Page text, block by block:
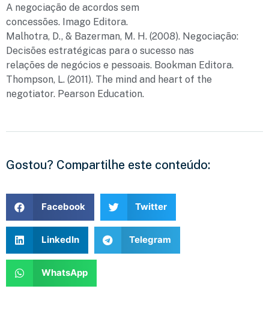
A negociação de acordos sem
concessões. Imago Editora.
Malhotra, D., & Bazerman, M. H. (2008). Negociação:
Decisões estratégicas para o sucesso nas
relações de negócios e pessoais. Bookman Editora.
Thompson, L. (2011). The mind and heart of the
negotiator. Pearson Education.
Gostou? Compartilhe este conteúdo:
Facebook Twitter
LinkedIn Telegram
WhatsApp